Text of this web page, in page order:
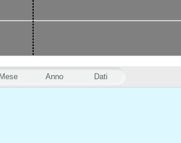
Anno Dati